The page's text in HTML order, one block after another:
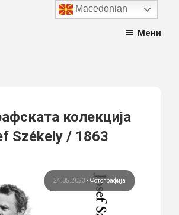
Мени
колекција
Székely / 1863
24.05.2023 • Фотографија
Macedonian